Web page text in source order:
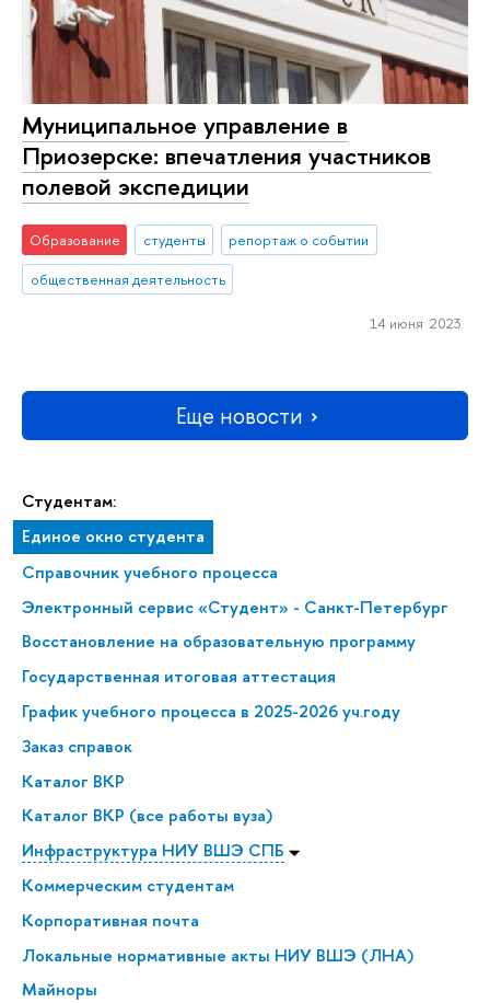
Студентам:
Единое окно студента
Справочник учебного процесса
Электронный сервис «Студент» - Санкт-Петербург
Восстановление на образовательную программу
Государственная итоговая аттестация
График учебного процесса в 2025-2026 уч.году
Заказ справок
Каталог ВКР
Каталог ВКР (все работы вуза)
Инфраструктура НИУ ВШЭ СПБ
Коммерческим студентам
Корпоративная почта
Локальные нормативные акты НИУ ВШЭ (ЛНА)
Майноры
Муниципальное управление в
Приозерске: впечатления участников
полевой экспедиции
Образование студенты
репортаж о событии
общественная деятельность
14 июня 2023
Еще новости